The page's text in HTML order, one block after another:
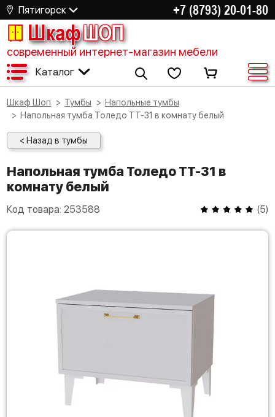
Пятигорск +7 (8793) 20-01-80
ШкафШОП
современный интернет-магазин мебели
Каталог
Шкаф Шоп Тумбы
Напольные тумбы
Напольная тумба Толедо ТТ-31 в комнату белый
< Назад в тумбы
Напольная тумба Толедо ТТ-31 в
комнату белый
Код товара: 253588 (5)